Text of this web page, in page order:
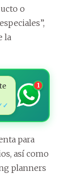
o
la
1
para
así como
planners